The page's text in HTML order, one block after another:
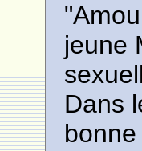
jeune
Dans